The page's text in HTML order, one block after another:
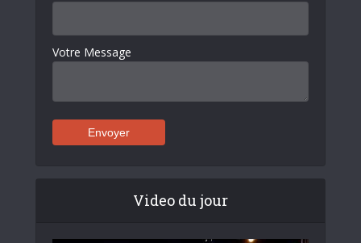
Votre Message
Video du jour